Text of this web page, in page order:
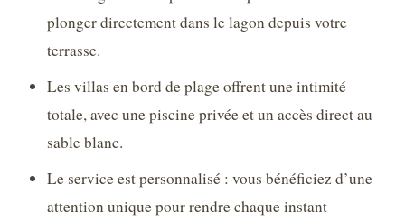
plonger directement dans le lagon depuis votre
terrasse.
Les villas en bord de plage offrent une intimité
totale, avec une piscine privée et un accès direct au
sable blanc.
Le service est personnalisé : vous bénéficiez d’une
attention unique pour rendre chaque instant